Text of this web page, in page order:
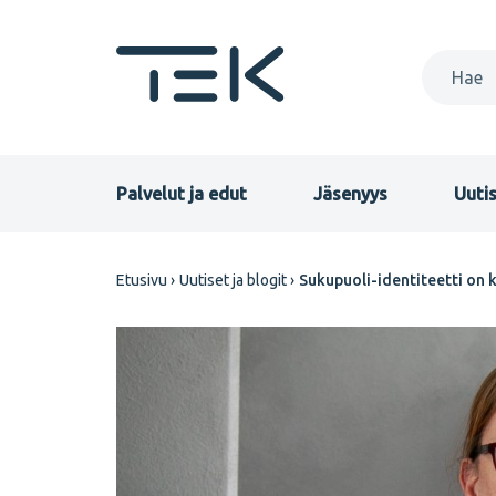
Primary
Palvelut ja edut Jäsenyys
Etusivu Uutiset ja blogit Sukupuoli-identiteetti on